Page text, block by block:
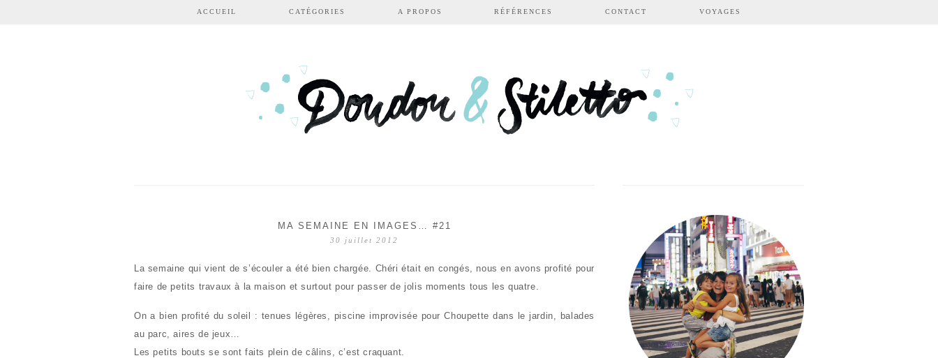
Aller au contenu principal
ACCUEIL CATÉGORIES A PROPOS RÉFÉRENCES CONTACT VOYAGES
MA SEMAINE EN IMAGES… #21
30 juillet 2012
La semaine qui vient de s’écouler a été bien chargée. Chéri était en congés, nous en avons profité pour
faire de petits travaux à la maison et surtout pour passer de jolis moments tous les quatre.
On a bien profité du soleil : tenues légères, piscine improvisée pour Choupette dans le jardin, balades
au parc, aires de jeux…
Les petits bouts se sont faits plein de câlins, c’est craquant.